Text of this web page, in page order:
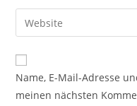
zum
Kommentieren
ein
E-
Mail-
zum
Kommentieren
ein
Gib
deine
Website-
URL
Name, E-Mail-Adresse
meinen nächsten